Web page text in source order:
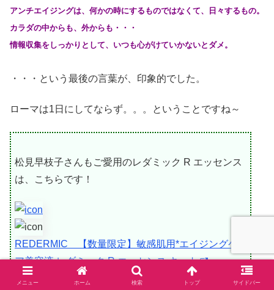
アンチエイジングは、何かの時にするものではなくて、日々するもの。
カラダの中からも、外からも・・・
情報収集をしっかりとして、いつも心がけていかないとダメ。
・・・という最後の言葉が、印象的でした。
ローマは1日にしてならず。。。ということですね～
松見早枝子さんもご愛用のレダミック R エッセンス
は、こちらです！
REDERMIC 【数量限定】敏感肌用*エイジングケ
ア美容液 レダミック R エッセンス キット
メニュー ホーム 検索 トップ サイドバー